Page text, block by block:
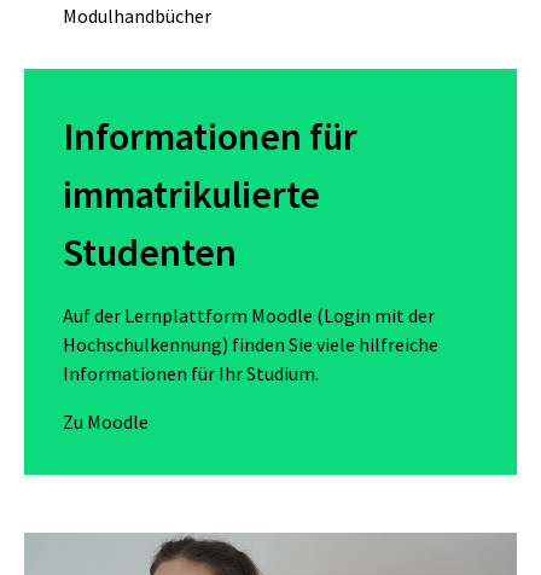
Modulhandbücher
Informationen für
immatrikulierte
Studenten
Auf der Lernplattform Moodle (Login mit der
Hochschulkennung) finden Sie viele hilfreiche
Informationen für Ihr Studium.
Zu Moodle